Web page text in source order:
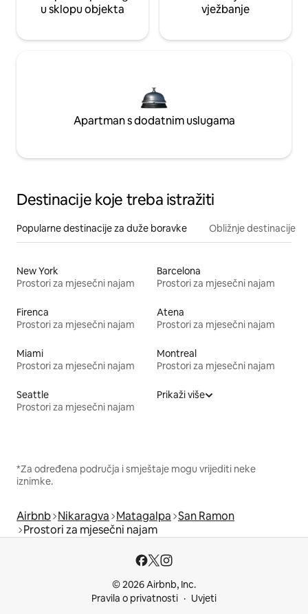
u sklopu objekta
vježbanje
Apartman s dodatnim uslugama
Destinacije koje treba istražiti
Popularne destinacije za duže boravke Obližnje destinacije
New York
Prostori za mjesečni najam
Barcelona
Prostori za mjesečni najam
Firenca
Prostori za mjesečni najam
Atena
Prostori za mjesečni najam
Miami
Prostori za mjesečni najam
Montreal
Prostori za mjesečni najam
Seattle
Prostori za mjesečni najam
Prikaži više
*Za određena područja i smještaje mogu vrijediti neke
iznimke.
Airbnb Nikaragva Matagalpa San Ramon
Prostori za mjesečni najam
© 2026 Airbnb, Inc.
Pravila o privatnosti
Uvjeti